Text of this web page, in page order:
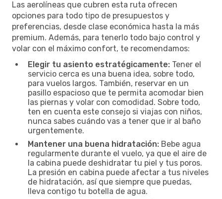
Las aerolíneas que cubren esta ruta ofrecen
opciones para todo tipo de presupuestos y
preferencias, desde clase económica hasta la más
premium. Además, para tenerlo todo bajo control y
volar con el máximo confort, te recomendamos:
Elegir tu asiento estratégicamente: Tener el
servicio cerca es una buena idea, sobre todo,
para vuelos largos. También, reservar en un
pasillo espacioso que te permita acomodar bien
las piernas y volar con comodidad. Sobre todo,
ten en cuenta este consejo si viajas con niños,
nunca sabes cuándo vas a tener que ir al baño
urgentemente.
Mantener una buena hidratación: Bebe agua
regularmente durante el vuelo, ya que el aire de
la cabina puede deshidratar tu piel y tus poros.
La presión en cabina puede afectar a tus niveles
de hidratación, así que siempre que puedas,
lleva contigo tu botella de agua.